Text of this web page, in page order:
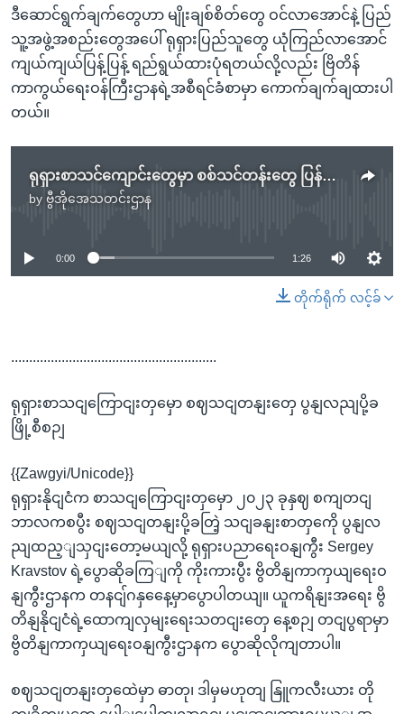
ဒီဆောင်ရွက်ချက်တွေဟာ မျိုးချစ်စိတ်တွေ ဝင်လာအောင်နဲ့ ပြည်
သူ့အဖွဲ့အစည်းတွေအပေါ် ရုရှားပြည်သူတွေ ယုံကြည်လာအောင်
ကျယ်ကျယ်ပြန့်ပြန့် ရည်ရွယ်ထားပုံရတယ်လို့လည်း ဗြိတိန်
ကာကွယ်ရေးဝန်ကြီးဌာနရဲ့အစီရင်ခံစာမှာ ကောက်ချက်ချထားပါ
တယ်။
ရုရှားစာသင်ကျောင်းတွေမှာ စစ်သင်တန်းတွေ ပြန်လည်ပို့ချဖို့စီစဉ်
by ဗွီအိုအေသတင်းဌာန
No media source currently available
0:00 1:26
တိုက်ရိုက် လင့်ခ်
.........................................................
ရုရှားစာသငျကြောငျးတှမှော စဈသငျတနျးတှေ ပွနျလညျပို့ခ
ဖြို့စီစဉျ
{{Zawgyi/Unicode}}
ရုရှားနိုငျငံက စာသငျကြောငျးတှမှော ၂၀၂၃ ခုနှဈ စကျတငျ
ဘာလကစပွီး စဈသငျတနျးပို့ခတြဲ့ သငျခနျးစာတှကေို ပွနျလ
ညျထည့ျသှငျးတော့မယျလို့ ရုရှားပညာရေးဝနျကွီး Sergey
Kravstov ရဲ့ပွောဆိုခကြျကို ကိုးကားပွီး ဗွိတိနျကာကှယျရေးဝ
နျကွီးဌာနက တနငျ်ဂနှနေေ့မှာပွောပါတယျ။ ယူကရိနျးအရေး ဗွိ
တိနျနိုငျငံရဲ့ထောကျလှမျးရေးသတငျးတှေ နေ့စဉျ တငျပွရာမှာ
ဗွိတိနျကာကှယျရေးဝနျကွီးဌာနက ပွောဆိုလိုကျတာပါ။
စဈသငျတနျးတှထေဲမှာ ဓာတု၊ ဒါမှမဟုတျ နြူကလီးယား တို